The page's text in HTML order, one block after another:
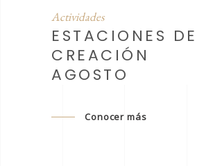
Actividades
ESTACIONES DE
CREACIÓN
AGOSTO
Conocer más